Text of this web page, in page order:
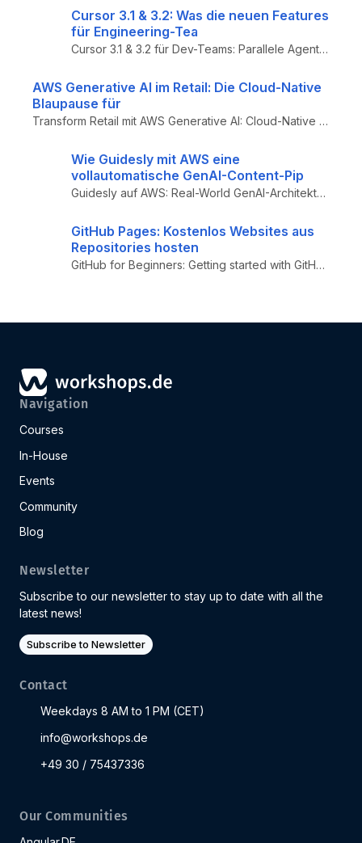
Cursor 3.1 & 3.2: Was die neuen Features
für Engineering-Tea
Cursor 3.1 & 3.2 für Dev-Teams: Parallele Agents mit Tiling, Cross-Repo Multi-Root Workspaces, Canvases für interaktive ...
AWS Generative AI im Retail: Die Cloud-Native
Blaupause für
Transform Retail mit AWS Generative AI: Cloud-Native Architektur-Blaupause für E-Commerce – Serverless Microservices (SA...
Wie Guidesly mit AWS eine
vollautomatische GenAI-Content-Pip
Guidesly auf AWS: Real-World GenAI-Architektur für automatische Content-Generierung – AWS Bedrock, SageMaker, Lambda, St...
GitHub Pages: Kostenlos Websites aus
Repositories hosten
GitHub for Beginners: Getting started with GitHub Pages – Praktischer Einsteiger-Guide zu GitHub Pages: Deployment aus B...
Navigation
Courses
In-House
Events
Community
Blog
Newsletter
Subscribe to our newsletter to stay up to date with all the
latest news!
Subscribe to Newsletter
Contact
Weekdays 8 AM to 1 PM (CET)
info@workshops.de
+49 30 / 75437336
Our Communities